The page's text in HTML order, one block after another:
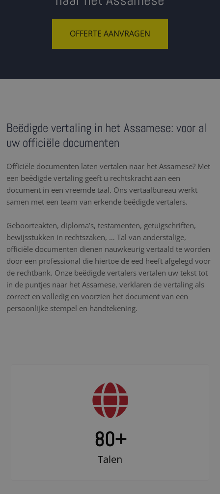
OFFERTE AANVRAGEN
Beëdigde vertaling in het Assamese: voor al
uw officiële documenten
Officiële documenten laten vertalen naar het Assamese? Met
een beëdigde vertaling geeft u rechtskracht aan een
document in een vreemde taal. Ons vertaalbureau werkt
samen met een team van erkende beëdigde vertalers.
Geboorteakten, diploma’s, testamenten, getuigschriften,
bewijsstukken in rechtszaken, … Tal van anderstalige,
officiële documenten dienen nauwkeurig vertaald te worden
door een professional die hiertoe de eed heeft afgelegd voor
de rechtbank. Onze beëdigde vertalers vertalen uw tekst tot
in de puntjes naar het Assamese, verklaren de vertaling als
correct en volledig en voorzien het document van een
persoonlijke stempel en handtekening.
80+
Talen